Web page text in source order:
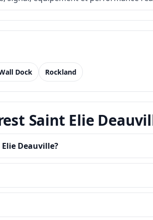
Dock Rockland
Saint Elie
Deauville?